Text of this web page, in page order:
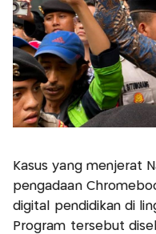
Kasus yang menjerat
pengadaan
digital pendidikan di
Program tersebut